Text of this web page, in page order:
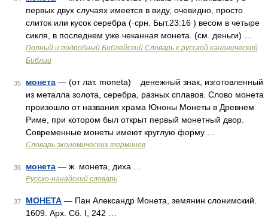
первых двух случаях имеется в виду, очевидно, просто
слиток или кусок серебра (·срн. Быт.23:16 ) весом в четыре
сикля, в последнем уже чеканная монета. (см. деньги) …
Полный и подробный Библейский Словарь к русской канонической
Библии
35 монета — (от лат. moneta) денежный знак, изготовленный
из металла золота, серебра, разных сплавов. Слово монета
произошло от названия храма Юноны Монеты в Древнем
Риме, при котором был открыт первый монетный двор.
Современные монеты имеют круглую форму …
Словарь экономических терминов
36 монета — ж. монета, диха …
Русско-нанайский словарь
37 МОНЕТА — Пан Александр Монета, земянин слонимский.
1609. Арх. Сб. I, 242 …